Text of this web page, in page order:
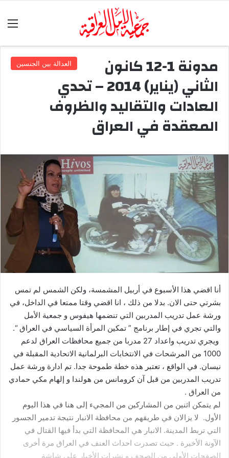
العدالة بين الجنسين مدونة 1-12 كانون
الثاني (يناير) 2014 – تحدي
العادات والتقاليد والظروف
المعقدة في العراق
أنا اقضي هذا الأسبوع في أربيل المشمسة، ولكن الشمس لم تمس
بشرتي حتى الان. بدلا من ذلك ، انا اقضي وقتا ممتعا في الداخل، في
ورشة عمل تدريب المدربين التي تنضمها هيفوس و جمعية الأمل
والتي تجري في إطار برنامج ” تمكين المرأة السياسي في العراق “.
ويجري تدريب واعداد 27 مدربا من جميع محافظات العراق لدعم
1000 من المرشحات في الانتخابات البرلمانية الاتحادية المقبلة في
نيسان. في الواقع ، تعتبر هذه خطة طموحة جدا. تم ادارة ورشة عمل
تدريب المدربين من قبل آن كرومانس من هولندا و إلهام مكي حمادي
من العراق .
لم يتمكن اثنين من المشاركين من المجيء إلى هنا في هذا اليوم
الأول. لا يزالان في طريقهم من محافظة الانبار نتيجة تدمير الجسور
التي تربط المدينة. الانبار هي المحافظة التي بدأ فيها القتال في
الآونة الأخيرة . حيث تصدرت احداث العنف في العراق مرة أخرى
الصفحات الأولى من الصحف و نشرات الأخبار على شاشة